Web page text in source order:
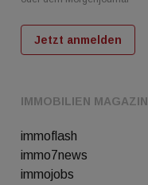
IMMOBILIEN MAGAZIN
immoflash
immo7news
immojobs
Jetzt anmelden